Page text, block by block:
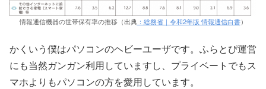
情報通信機器の世帯保有率の推移（出典：総務省｜令和2年版 情報通信白書）
かくいう僕はパソコンのヘビーユーザです。ふらとぴ運営
にも当然ガンガン利用していますし、プライベートでもス
マホよりもパソコンの方を愛用しています。